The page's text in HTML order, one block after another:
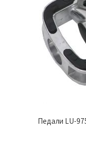
Педали LU-